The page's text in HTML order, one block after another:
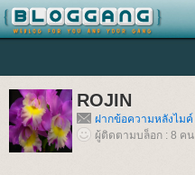
ROJIN
ฝากข้อความหลังไมค์
ผู้ติดตามบล็อก : 8 คน